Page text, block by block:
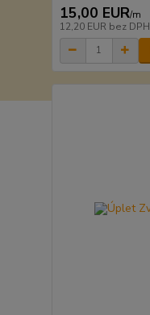
15,00 EUR/m
12,20 EUR bez DPH